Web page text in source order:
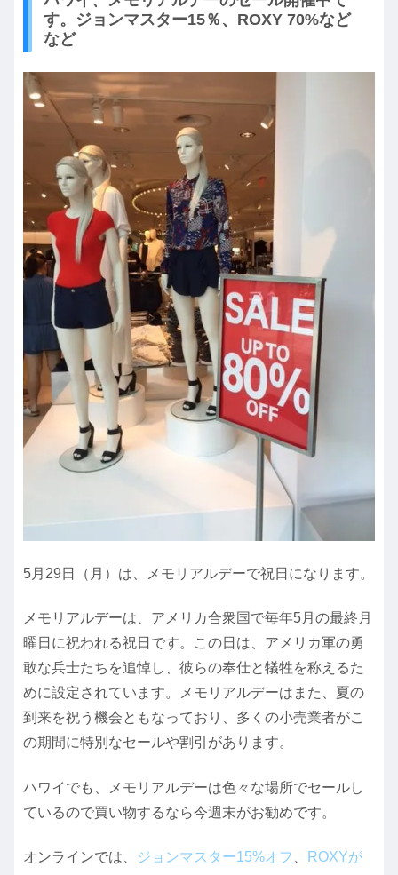
す。ジョンマスター15％、ROXY 70%など
など
5月29日（月）は、メモリアルデーで祝日になります。
メモリアルデーは、アメリカ合衆国で毎年5月の最終月
曜日に祝われる祝日です。この日は、アメリカ軍の勇
敢な兵士たちを追悼し、彼らの奉仕と犠牲を称えるた
めに設定されています。メモリアルデーはまた、夏の
到来を祝う機会ともなっており、多くの小売業者がこ
の期間に特別なセールや割引があります。
ハワイでも、メモリアルデーは色々な場所でセールし
ているので買い物するなら今週末がお勧めです。
オンラインでは、 ジョンマスター15%オフ
ROXYが